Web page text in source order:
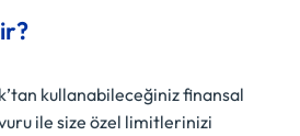
kullanabileceğiniz finansal
ile size özel limitlerinizi